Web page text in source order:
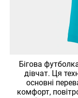
Бігова
дівчат. Ця
основні
комфорт,